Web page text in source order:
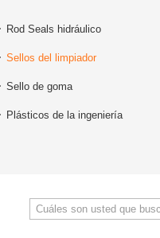
Rod Seals hidráulico
Sellos del limpiador
Sello de goma
Plásticos de la ingeniería